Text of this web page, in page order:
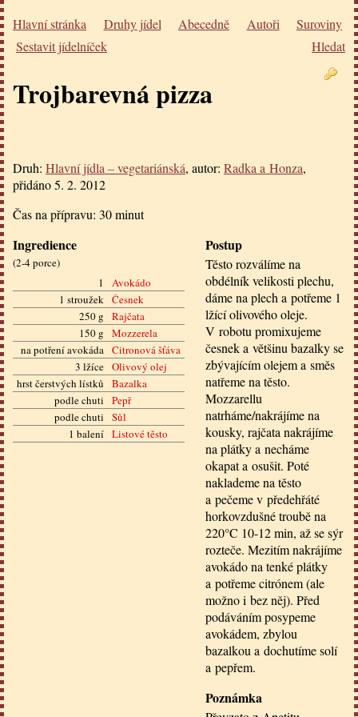
Hlavní stránka Druhy jídel Abecedně Autoři
Suroviny
Sestavit jídelníček
Hledat
Trojbarevná pizza
Druh: Hlavní jídla – vegetariánská, autor: Radka a Honza,
přidáno5. 2. 2012
Čas na přípravu: 30 minut
Ingredience
(2-4 porce)
1
Avokádo
1 stroužek Česnek
250 g
Rajčata
150 g
Mozzerela
na potření avokáda Citronová šťáva
3 lžíce Olivový olej
hrst čerstvých lístků
Bazalka
podle chuti
Pepř
podle chuti
Sůl
1 balení Listové těsto
Postup
Těsto rozválíme na
obdélník velikosti plechu,
dáme na plech a potřeme 1
lžící olivového oleje.
V robotu promixujeme
česnek a většinu bazalky se
zbývajícím olejem a směs
natřeme na těsto.
Mozzarellu
natrháme/nakrájíme na
kousky, rajčata nakrájíme
na plátky a necháme
okapat a osušit. Poté
naklademe na těsto
a pečeme v předehřáté
horkovzdušné troubě na
220°C 10-12 min, až se sýr
rozteče. Mezitím nakrájíme
avokádo na tenké plátky
a potřeme citrónem (ale
možno i bez něj). Před
podáváním posypeme
avokádem, zbylou
bazalkou a dochutíme solí
a pepřem.
Poznámka